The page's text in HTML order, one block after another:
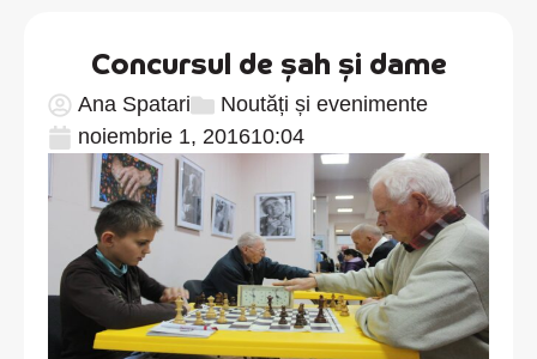
Concursul de șah și dame
Ana Spatari
Noutăți și evenimente
noiembrie 1, 201610:04